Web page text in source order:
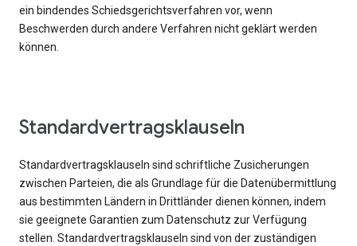
ein bindendes Schiedsgerichtsverfahren vor, wenn
Beschwerden durch andere Verfahren nicht geklärt werden
können.
Standardvertragsklauseln
Standardvertragsklauseln sind schriftliche Zusicherungen
zwischen Parteien, die als Grundlage für die Datenübermittlung
aus bestimmten Ländern in Drittländer dienen können, indem
sie geeignete Garantien zum Datenschutz zur Verfügung
stellen. Standardvertragsklauseln sind von der zuständigen